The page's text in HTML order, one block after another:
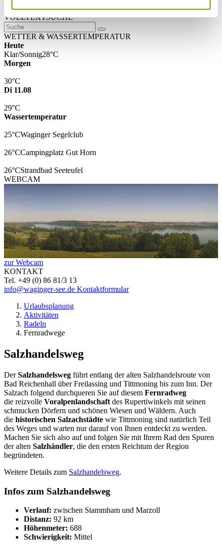
* Plichtfeld
VOLLTEXTSUCHE
WETTER & WASSERTEMPERATUR
Heute
Klar/Sonnig28°C
Morgen
30°C
Di 11.08
29°C
Wassertemperatur
25°CWaginger Segelclub
26°CCampingplatz Gut Horn
26°CStrandbad Seeteufel
WEBCAM
zur Webcam
KONTAKT
Tel. +49 (0) 86 81/3 13
info@waginger-see.de Kontaktformular
Urlaubsplanung
Aktivitäten
Radeln
Fernradwege
Salzhandelsweg
DerSalzhandelsweg führt entlang der alten Salzhandelsroute von
Bad Reichenhall über Freilassing und Tittmoning bis zum Inn. Der
Salzach folgend durchqueren Sie auf diesem Fernradweg
die reizvolle Voralpenlandschaft des Rupertiwinkels mit seinen
schmucken Dörfern und schönen Wiesen und Wäldern. Auch
die historischen Salzachstädte wie Tittmoning sind natürlich Teil
des Weges und warten nur darauf von Ihnen entdeckt zu werden.
Machen Sie sich also auf und folgen Sie mit Ihrem Rad den Spuren
der alten Salzhändler, die den ersten Reichtum der Region
begründeten.
Weitere Details zum Salzhandelsweg.
Infos zum Salzhandelsweg
Verlauf: zwischen Stammham und Marzoll
Distanz: 92 km
Höhenmeter: 688
Schwierigkeit: Mittel